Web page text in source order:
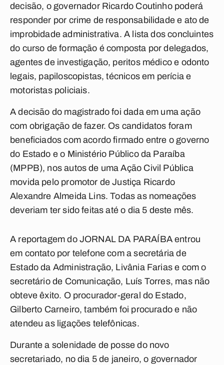
decisão, o governador Ricardo Coutinho poderá
responder por crime de responsabilidade e ato de
improbidade administrativa. A lista dos concluintes
do curso de formação é composta por delegados,
agentes de investigação, peritos médico e odonto
legais, papiloscopistas, técnicos em perícia e
motoristas policiais.
A decisão do magistrado foi dada em uma ação
com obrigação de fazer. Os candidatos foram
beneficiados com acordo firmado entre o governo
do Estado e o Ministério Público da Paraíba
(MPPB), nos autos de uma Ação Civil Pública
movida pelo promotor de Justiça Ricardo
Alexandre Almeida Lins. Todas as nomeações
deveriam ter sido feitas até o dia 5 deste mês.
A reportagem do JORNAL DA PARAÍBA entrou
em contato por telefone com a secretária de
Estado da Administração, Livânia Farias e com o
secretário de Comunicação, Luís Torres, mas não
obteve êxito. O procurador-geral do Estado,
Gilberto Carneiro, também foi procurado e não
atendeu as ligações telefônicas.
Durante a solenidade de posse do novo
secretariado, no dia 5 de janeiro, o governador